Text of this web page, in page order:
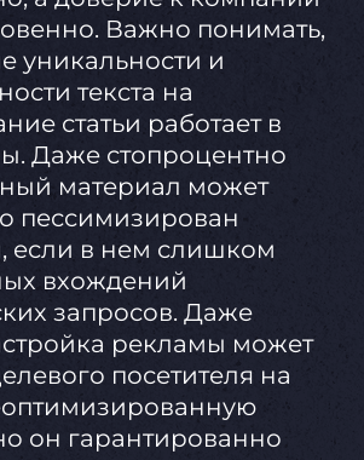
Важно понимать,
уникальности и
текста на
статьи работает в
Даже стопроцентно
материал может
пессимизирован
если в нем слишком
вхождений
запросов. Даже
рекламы может
посетителя на
он гарантированно